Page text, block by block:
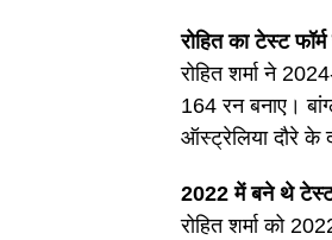
रोहित का टेस्ट फॉर्म
रोहित शर्मा ने
164 रन बनाए।
ऑस्ट्रेलिया दौरे के
2022 में बने थे
रोहित शर्मा को